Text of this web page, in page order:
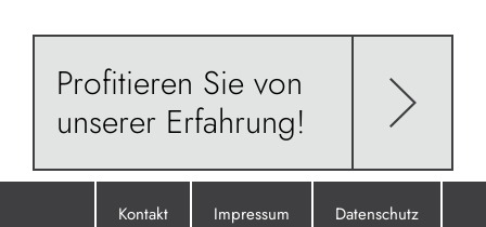
Profitieren Sie von
unserer Erfahrung!
Kontakt Impressum Datenschutz